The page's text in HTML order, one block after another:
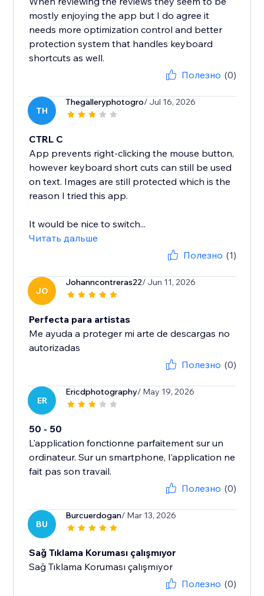
mostly enjoying the app but I do agree it
needs more optimization control and better
protection system that handles keyboard
shortcuts as well.
Полезно (0)
TH
Thegalleryphotogro/ Jul 16, 2026
CTRL C
App prevents right-clicking the mouse button,
however keyboard short cuts can still be used
on text. Images are still protected which is the
reason I tried this app.
It would be nice to switch...
Читать дальше
Полезно (1)
JO
Johanncontreras22/ Jun 11, 2026
Perfecta para artistas
Me ayuda a proteger mi arte de descargas no
autorizadas
Полезно (0)
ER
Ericdphotography/ May 19, 2026
50 - 50
L'application fonctionne parfaitement sur un
ordinateur. Sur un smartphone, l'application ne
fait pas son travail.
Полезно (0)
BU
Burcuerdogan/ Mar 13, 2026
Sağ Tıklama Koruması çalışmıyor
Sağ Tıklama Koruması çalışmıyor
Полезно (0)